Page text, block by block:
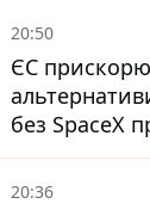
20:50
ЄС
без SpaceX
обійтися
20:36